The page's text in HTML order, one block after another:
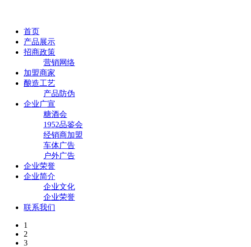
首页
产品展示
招商政策
营销网络
加盟商家
酿造工艺
产品防伪
企业广宣
糖酒会
1952品鉴会
经销商加盟
车体广告
户外广告
企业荣誉
企业简介
企业文化
企业荣誉
联系我们
1
2
3